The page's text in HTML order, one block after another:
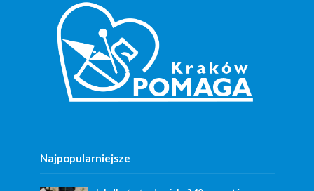
Najpopularniejsze